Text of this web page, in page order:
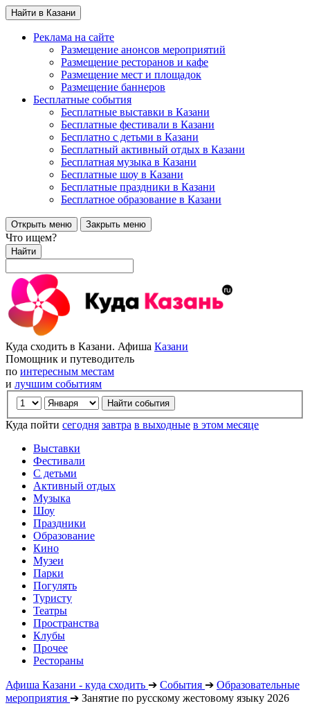
Найти в Казани
Реклама на сайте
Размещение анонсов мероприятий
Размещение ресторанов и кафе
Размещение мест и площадок
Размещение баннеров
Бесплатные события
Бесплатные выставки в Казани
Бесплатные фестивали в Казани
Бесплатно с детьми в Казани
Бесплатный активный отдых в Казани
Бесплатная музыка в Казани
Бесплатные шоу в Казани
Бесплатные праздники в Казани
Бесплатное образование в Казани
Открыть меню Закрыть меню
Что ищем?
Найти
Куда сходить в Казани. Афиша Казани
Помощник и путеводитель
по интересным местам
и лучшим событиям
Куда пойти сегодня завтра в выходные в этом месяце
Выставки
Фестивали
С детьми
Активный отдых
Музыка
Шоу
Праздники
Образование
Кино
Музеи
Парки
Погулять
Туристу
Театры
Пространства
Клубы
Прочее
Рестораны
Афиша Казани - куда сходить ➔ События ➔ Образовательные
мероприятия ➔ Занятие по русскому жестовому языку 2026